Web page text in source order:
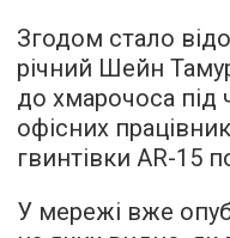
Згодом стало
річний Шейн
до хмарочоса під
офісних
гвинтівки AR-15
У мережі вже